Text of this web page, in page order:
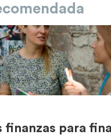
finanzas para